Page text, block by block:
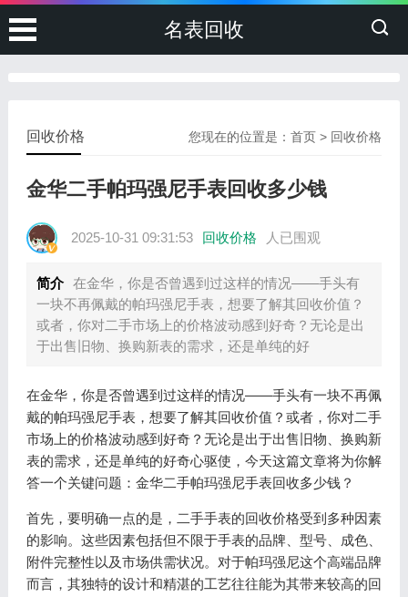
名表回收
您现在的位置是：首页 > 回收价格
回收价格
金华二手帕玛强尼手表回收多少钱
2025-10-31 09:31:53 回收价格 人已围观
简介 在金华，你是否曾遇到过这样的情况——手头有
一块不再佩戴的帕玛强尼手表，想要了解其回收价值？
或者，你对二手市场上的价格波动感到好奇？无论是出
于出售旧物、换购新表的需求，还是单纯的好
在金华，你是否曾遇到过这样的情况——手头有一块不再佩
戴的帕玛强尼手表，想要了解其回收价值？或者，你对二手
市场上的价格波动感到好奇？无论是出于出售旧物、换购新
表的需求，还是单纯的好奇心驱使，今天这篇文章将为你解
答一个关键问题：金华二手帕玛强尼手表回收多少钱？
首先，要明确一点的是，二手手表的回收价格受到多种因素
的影响。这些因素包括但不限于手表的品牌、型号、成色、
附件完整性以及市场供需状况。对于帕玛强尼这个高端品牌
而言，其独特的设计和精湛的工艺往往能为其带来较高的回